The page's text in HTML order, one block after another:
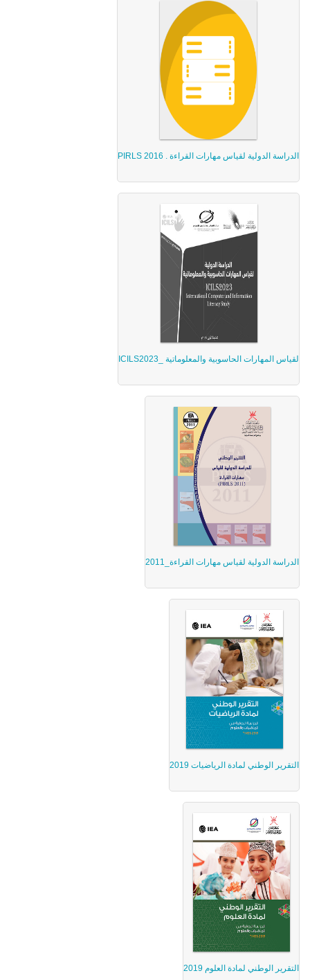
الدراسة الدولية لقياس مهارات القراءة . PIRLS 2016
لقياس المهارات الحاسوبية والمعلوماتية _ICILS2023
الدراسة الدولية لقياس مهارات القراءة_2011
التقرير الوطني لمادة الرياضيات 2019
التقرير الوطني لمادة العلوم 2019